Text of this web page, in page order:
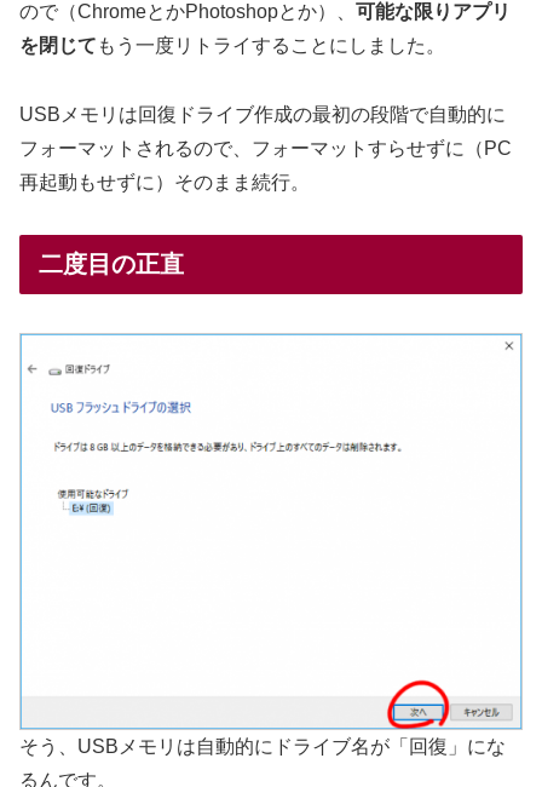
ので（ChromeとかPhotoshopとか）、 可能な限りアプリ
を閉じて もう一度リトライすることにしました。
USBメモリは回復ドライブ作成の最初の段階で自動的に
フォーマットされるので、フォーマットすらせずに（PC
再起動もせずに）そのまま続行。
二度目の正直
そう、USBメモリは自動的にドライブ名が「回復」にな
るんです。